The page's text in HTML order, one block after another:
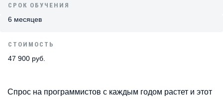
СРОК ОБУЧЕНИЯ
6 месяцев
СТОИМОСТЬ
47 900 руб.
Спрос на программистов с каждым годом растет и этот